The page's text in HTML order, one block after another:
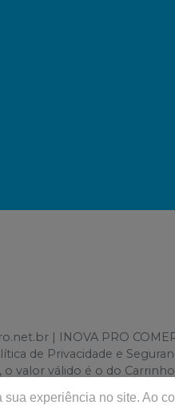
| INOVA PRO
de Privacidade e
valor válido é o do
experiência no site. Ao